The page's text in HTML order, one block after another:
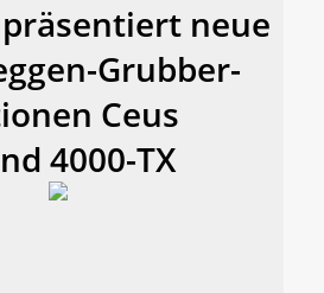
neue
Grubber-
Ceus
4000-TX